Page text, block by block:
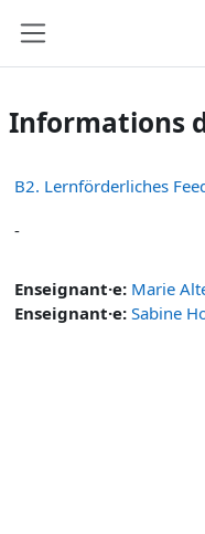
Informations
B2. Lernförderliches
-
Enseignant·e: Marie
Enseignant·e: Sabine